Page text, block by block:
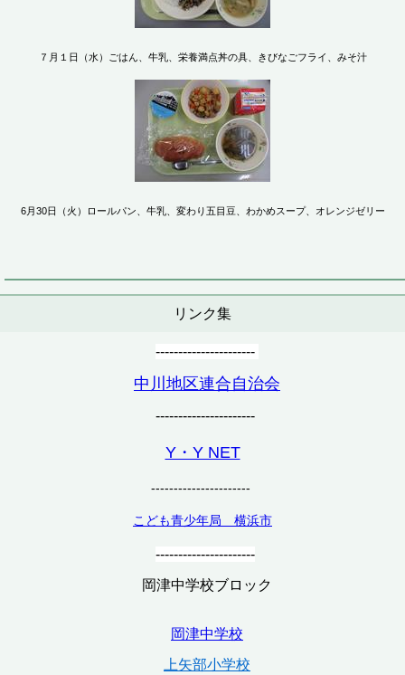
７月１日（水）ごはん、牛乳、栄養満点丼の具、きびなごフライ、みそ汁
6月30日（火）ロールパン、牛乳、変わり五目豆、わかめスープ、オレンジゼリー
リンク集
----------------------
中川地区連合自治会
----------------------
Y・Y NET
----------------------
こども青少年局 横浜市
----------------------
岡津中学校ブロック
岡津中学校
上矢部小学校